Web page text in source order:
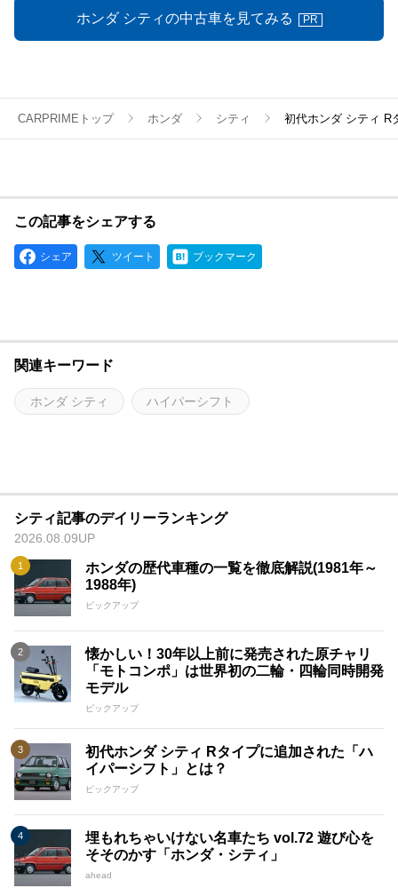
ホンダ シティの中古車を見てみる PR
CARPRIMEトップ ホンダ シティ 初代ホンダ シティ R
この記事をシェアする
シェア ツイート ブックマーク
関連キーワード
ホンダ シティ ハイパーシフト
シティ記事のデイリーランキング
2026.08.09UP
ホンダの歴代車種の一覧を徹底解説(1981年～
1988年)
ピックアップ
懐かしい！30年以上前に発売された原チャリ
「モトコンポ」は世界初の二輪・四輪同時開発
モデル
ピックアップ
初代ホンダ シティ Rタイプに追加された「ハ
イパーシフト」とは？
ピックアップ
埋もれちゃいけない名車たち vol.72 遊び心を
そそのかす「ホンダ・シティ」
ahead